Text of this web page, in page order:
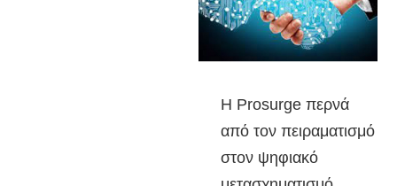
Η Prosurge περνά
από τον πειραματισμό
στον ψηφιακό